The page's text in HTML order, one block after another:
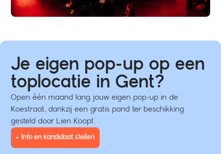
Je eigen pop-up op een
toplocatie in Gent?
Open één maand lang jouw eigen pop-up in de
Koestraat, dankzij een gratis pand ter beschikking
gesteld door Lien Koopt.
Info en kandidaat stellen